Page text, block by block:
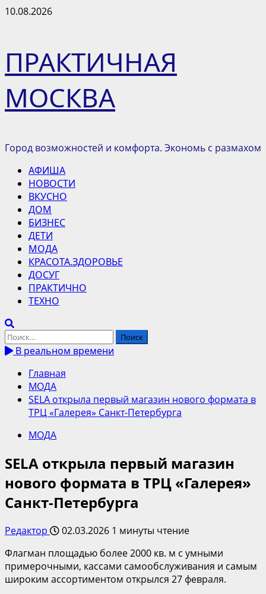
Перейти
10.08.2026
ПРАКТИЧНАЯ
МОСКВА
Город возможностей и комфорта. Экономь с размахом
Основное
меню
АФИША
НОВОСТИ
ВКУСНО
ДОМ
БИЗНЕС
ДЕТИ
МОДА
КРАСОТА.ЗДОРОВЬЕ
ДОСУГ
ПРАКТИЧНО
ТЕХНО
Найти:
В реальном времени
Главная
МОДА
SELA открыла первый магазин нового формата в
ТРЦ «Галерея» Санкт-Петербурга
МОДА
SELA открыла первый магазин
нового формата в ТРЦ «Галерея»
Санкт-Петербурга
Редактор 02.03.2026 1 минуты чтение
Флагман площадью более 2000 кв. м с умными
примерочными, кассами самообслуживания и самым
широким ассортиментом открылся 27 февраля.